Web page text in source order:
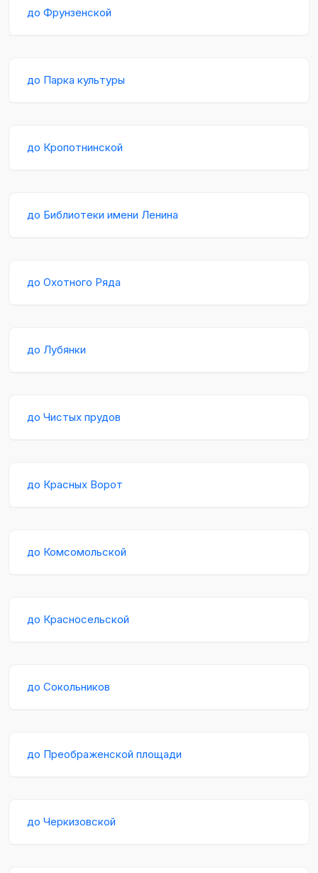
до Фрунзенской
до Парка культуры
до Кропотнинской
до Библиотеки имени Ленина
до Охотного Ряда
до Лубянки
до Чистых прудов
до Красных Ворот
до Комсомольской
до Красносельской
до Сокольников
до Преображенской площади
до Черкизовской